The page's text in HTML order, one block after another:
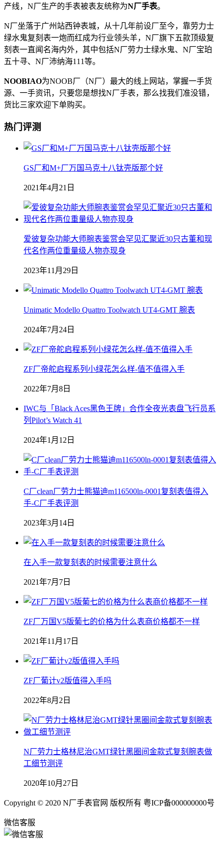
产线，N厂生产的手表被表友统称为N厂手表。
N厂坐落于广州站西钟表城，从十几年前设厂至今，靠劳力士
绿水鬼复刻表一炮而红成为行业领头羊，N厂旗下五款顶级复
刻表一直闻名海内外，其中包括N厂劳力士绿水鬼、N厂宝珀
五十寻、N厂沛纳海111等。
NOOBIAO为NOOB厂（N厂）最大的线上网站，掌握一手货
源、一手资讯，只要您是想找N厂手表，那么找我们准没错，
货比三家欢迎下单购买。
热门评测
GS厂和M+厂万国马克十八钛壳版那个好
2021年4月21日
爱彼复杂功能大师腕表鉴赏会罕见汇聚近30只古董和现
代名作两位重量级人物亦现身
2023年11月29日
Unimatic Modello Quattro Toolwatch UT4-GMT 腕表
2024年7月24日
ZF厂帝舵启程系列小绿花怎么样-值不值得入手
2022年7月8日
IWC与「Black Aces黑色王牌」合作全夜光表盘飞行员系
列Pilot’s Watch 41
2024年1月12日
C厂clean厂劳力士熊猫迪m116500ln-0001复刻表值得入
手-C厂手表评测
2023年3月14日
在入手一款复刻表的时候需要注意什么
2021年7月7日
ZF厂万国V5版葡七的价格为什么表商价格都不一样
2021年11月17日
ZF厂葡计v2版值得入手吗
2022年8月2日
N厂劳力士格林尼治GMT绿针黑圈间金款式复刻腕表做
工细节测评
2020年10月27日
Copyright © 2020 N厂手表官网 版权所有 粤ICP备000000000号
微信客服